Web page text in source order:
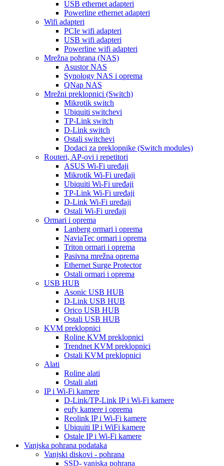
USB ethernet adapteri
Powerline ethernet adapteri
Wifi adapteri
PCIe wifi adapteri
USB wifi adapteri
Powerline wifi adapteri
Mrežna pohrana (NAS)
Asustor NAS
Synology NAS i oprema
QNap NAS
Mrežni preklopnici (Switch)
Mikrotik switch
Ubiquiti switchevi
TP-Link switch
D-Link switch
Ostali switchevi
Dodaci za preklopnike (Switch modules)
Routeri, AP-ovi i repetitori
ASUS Wi-Fi uređaji
Mikrotik Wi-Fi uređaji
Ubiquiti Wi-Fi uređaji
TP-Link Wi-Fi uređaji
D-Link Wi-Fi uređaji
Ostali Wi-Fi uređaji
Ormari i oprema
Lanberg ormari i oprema
NaviaTec ormari i oprema
Triton ormari i oprema
Pasivna mrežna oprema
Ethernet Surge Protector
Ostali ormari i oprema
USB HUB
Asonic USB HUB
D-Link USB HUB
Orico USB HUB
Ostali USB HUB
KVM preklopnici
Roline KVM preklopnici
Trendnet KVM preklopnici
Ostali KVM preklopnici
Alati
Roline alati
Ostali alati
IP i Wi-Fi kamere
D-Link/TP-Link IP i Wi-Fi kamere
eufy kamere i oprema
Reolink IP i Wi-Fi kamere
Ubiquiti IP i WiFi kamere
Ostale IP i Wi-Fi kamere
Vanjska pohrana podataka
Vanjski diskovi - pohrana
SSD- vanjska pohrana